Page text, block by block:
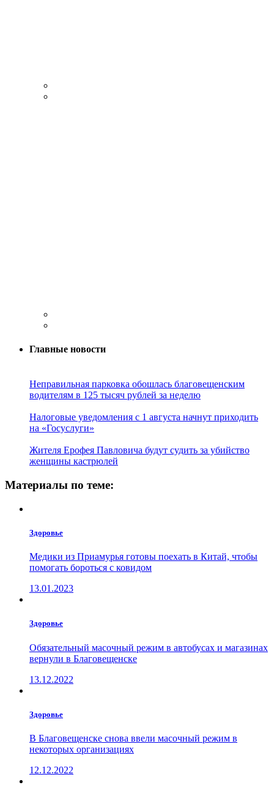
Главные новости
Неправильная парковка обошлась благовещенским
водителям в 125 тысяч рублей за неделю
Налоговые уведомления с 1 августа начнут приходить
на «Госуслуги»
Жителя Ерофея Павловича будут судить за убийство
женщины кастрюлей
Материалы по теме:
Здоровье
Медики из Приамурья готовы поехать в Китай, чтобы
помогать бороться с ковидом
13.01.2023
Здоровье
Обязательный масочный режим в автобусах и магазинах
вернули в Благовещенске
13.12.2022
Здоровье
В Благовещенске снова ввели масочный режим в
некоторых организациях
12.12.2022